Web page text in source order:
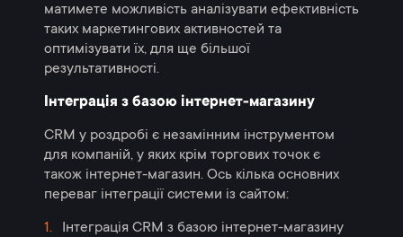
матимете можливість аналізувати ефективність
таких маркетингових активностей та
оптимізувати їх, для ще більшої
результативності.
Інтеграція з базою інтернет-магазину
CRM у роздробі є незамінним інструментом
для компаній, у яких крім торгових точок є
також інтернет-магазин. Ось кілька основних
переваг інтеграції системи із сайтом:
Інтеграція CRM з базою інтернет-магазину